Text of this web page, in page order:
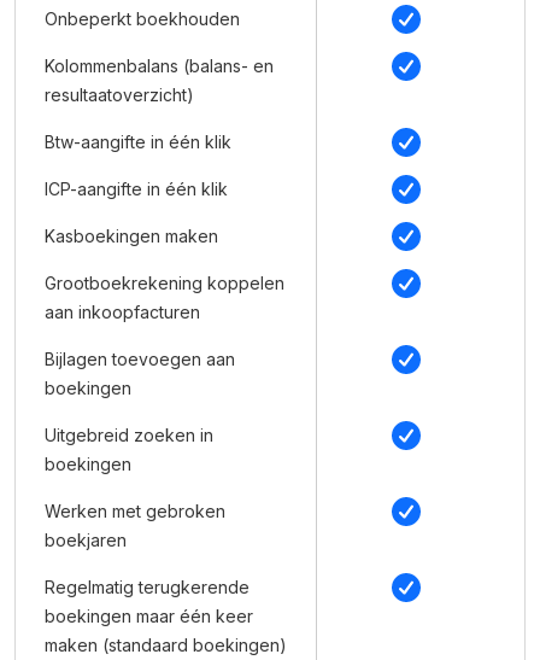
Onbeperkt boekhouden
Kolommenbalans (balans- en
resultaatoverzicht)
Btw-aangifte in één klik
ICP-aangifte in één klik
Kasboekingen maken
Grootboekrekening koppelen
aan inkoopfacturen
Bijlagen toevoegen aan
boekingen
Uitgebreid zoeken in
boekingen
Werken met gebroken
boekjaren
Regelmatig terugkerende
boekingen maar één keer
maken (standaard boekingen)